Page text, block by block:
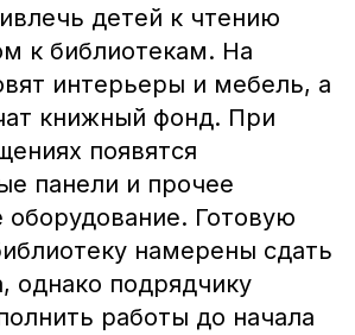
детей к чтению
к библиотекам. На
интерьеры и мебель, а
книжный фонд. При
появятся
панели и прочее
Готовую
намерены сдать
однако подрядчику
работы до начала